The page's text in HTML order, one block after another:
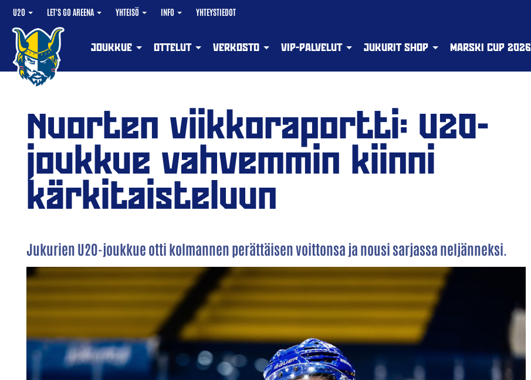
U20 LET'S GO AREENA YHTEISÖ INFO YHTEYSTIEDOT
JOUKKUE OTTELUT VERKOSTO VIP-PALVELUT JUKURIT SHOP MARSKI CUP 2026
Nuorten viikkoraportti: U20-
joukkue vahvemmin kiinni
kärkitaisteluun
Jukurien U20-joukkue otti kolmannen perättäisen voittonsa ja nousi sarjassa neljänneksi.